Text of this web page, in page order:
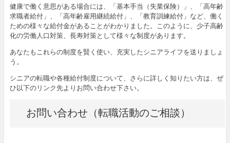
健康で働く意思がある場合には、「基本手当（失業保険）」、「高年齢
求職者給付」、「高年齢雇用継続給付」、「教育訓練給付」など、働く
ための様々な給付金があることがわかりました。このように、少子高齢
化の労働人口対策、長寿対策として様々な制度があります。
あなたもこれらの制度を賢く使い、充実したシニアライフを送りましょ
う。
シニアの転職や各種給付制度について、さらに詳しく知りたい方は、ぜ
ひ以下のリンク先よりお問い合わせ下さい。
お問い合わせ（転職活動のご相談）